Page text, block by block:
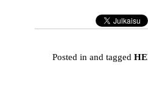
Posted in and tagged